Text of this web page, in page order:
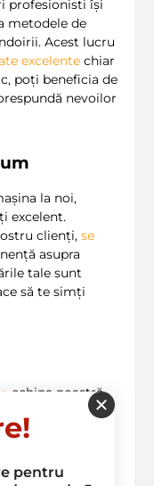
profesionisti își
metodele de
Acest lucru
excelente chiar
poți beneficia de
nevoilor
la noi,
excelent.
clienți, se
asupra
tale sunt
să te simți
, echipa noastră
tale. Știm
ne adaptăm
85% din
pentru